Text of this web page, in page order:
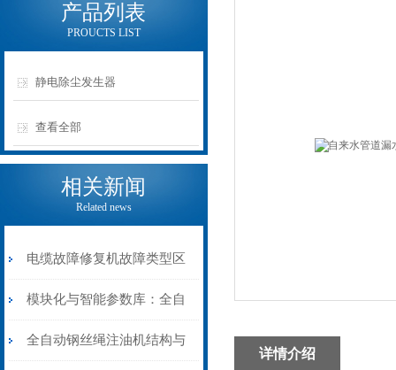
产品列表
PROUCTS LIST
静电除尘发生器
查看全部
相关新闻
Related news
电缆故障修复机故障类型区
分指南：从“绝缘电
阻”到“波形特征”的精准诊
模块化与智能参数库：全自
动电缆修复机的快速换型逻
全自动钢丝绳注油机结构与
详情介绍